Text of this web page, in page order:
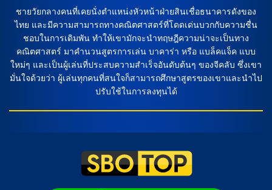
หน้า และมีความพร้อมที่ดีในการเอาชนะ เพื่อเข้าไปสู่รอบต่อไป
ของการแข่งขัน ดังนั้น ทุกคนต้องติดตามการแข่งขันระหว่างทีม
ชาติฮอลแลนด์และฟินแลนด์อย่างใกล้ชิดเพื่อเห็นผลลัพธ์ว่าใคร
จะเป็นผู้ชนะในท้ายเกม และมีโอกาสไปสู่รอบต่อไปของการ
แข่งขันเอาชนะคุณฟุตบอลในการทำนายครั้งนี้ ความสำคัญของ
การวิเคราะห์ฟุตบอล […]
ชายวัยกลางคนที่เคยนั่งตำแหน่งหัวหน้าฝ่ายสินเชื่อธนาคารดังของ
ไทย และมีความสามารถทางคณิตศาสตร์ที่โดดเด่นบวกกับความชื่น
ชอบในการเดิมพัน ทำให้เขามักจะนำทฤษฎีความน่าจะเป็นทาง
คณิตศาสตร์ มาคำนวนสูตรการเล่น บาคาร่า หรือ แบล็คแจ็ค แบบ
ใหม่ๆ และเป็นผู้เล่นที่ประสบความสำเร็จอันดับต้นๆ ของจีคลับ ซึ่งเขา
มั่นใจด้วยว่า ผู้เล่นทุกคนที่สนใจก็สามารถศึกษาสูตรของเขาและนำไป
ปรับใช้ในการลงทุนได้